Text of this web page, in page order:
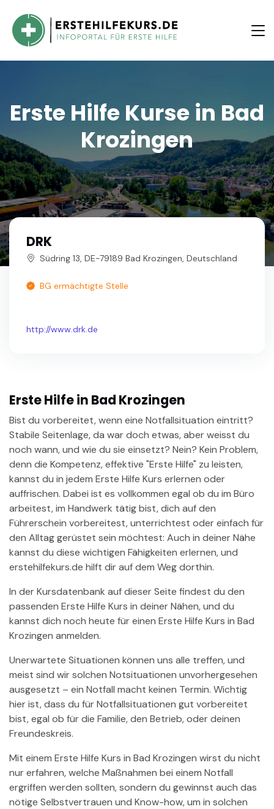
Erste Hilfe Kurse in Bad
Krozingen
DRK
Südring 13, DE-79189 Bad Krozingen, Deutschland
BG ermächtigte Stelle
http://www.drk.de
Erste Hilfe in Bad Krozingen
Bist du vorbereitet, wenn eine Notfallsituation eintritt?
Stabile Seitenlage, da war doch etwas, aber weisst du
noch wann, und wie du sie einsetzt? Nein? Kein Problem,
denn die Kompetenz, effektive "Erste Hilfe" zu leisten,
kannst du in jedem Erste Hilfe Kurs erlernen oder
auffrischen. Dabei ist es vollkommen egal ob du im Büro
arbeitest, im Handwerk tätig bist, dich auf den
Führerschein vorbereitest, unterrichtest oder einfach für
den Alltag gerüstet sein möchtest: Auch in deiner Nähe
kannst du diese wichtigen Fähigkeiten erlernen, und
erstehilfekurs.de hilft dir auf dem Weg dorthin.
In der Kursdatenbank auf dieser Seite findest du den
passenden Erste Hilfe Kurs in deiner Nähen, und du
kannst dich noch heute für einen Erste Hilfe Kurs in Bad
Krozingen anmelden.
Unerwartete Situationen können uns alle treffen, und
meist sind wir solchen Notsituationen unvorhergesehen
ausgesetzt – ein Notfall macht keinen Termin. Wichtig
hier ist, dass du für Notfallsituationen gut vorbereitet
bist, egal ob für die Familie, den Betrieb, oder deinen
Freundeskreis.
Mit einem Erste Hilfe Kurs in Bad Krozingen wirst du nicht
nur erfahren, welche Maßnahmen bei einem Notfall
ergriffen werden sollten, sondern du gewinnst auch das
nötige Selbstvertrauen und Know-how, um in solchen